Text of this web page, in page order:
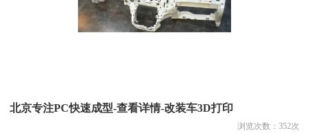
北京专注PC快速成型-查看详情-改装车3D打印
浏览次数： 352次